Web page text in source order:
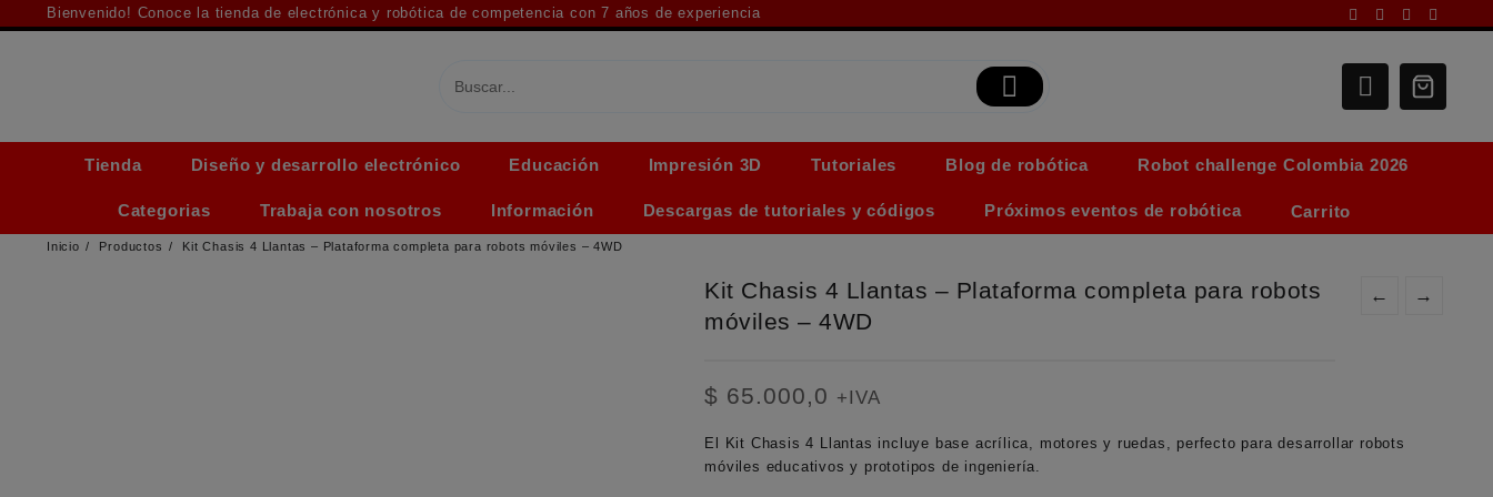
al
Bienvenido! Conoce la tienda de electrónica y robótica de competencia con 7 años de experiencia
Tienda Diseño y desarrollo electrónico Educación Impresión 3D Tutoriales Blog de robótica Robot challenge Colombia 2026
Categorias Trabaja con nosotros Información Descargas de tutoriales y códigos Próximos eventos de robótica Carrito
Inicio Productos Kit Chasis 4 Llantas – Plataforma completa para robots móviles – 4WD
← →
Kit Chasis 4 Llantas – Plataforma completa para robots
móviles – 4WD
$ 65.000,0 +IVA
El Kit Chasis 4 Llantas incluye base acrílica, motores y ruedas, perfecto para desarrollar robots
móviles educativos y prototipos de ingeniería.